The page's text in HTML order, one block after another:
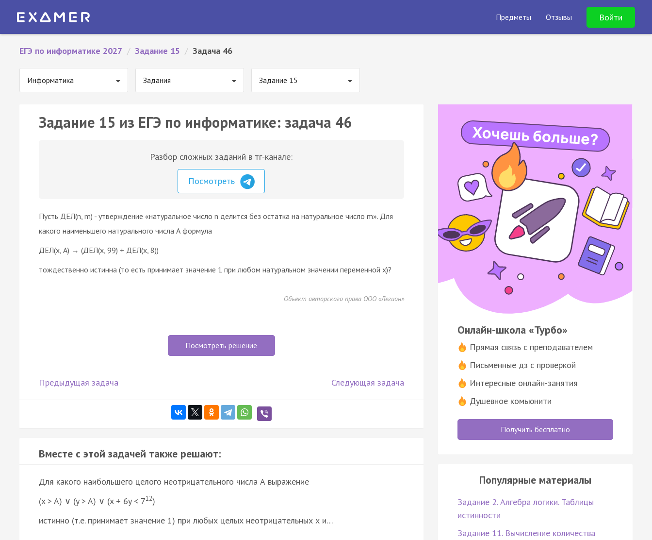
Предметы Отзывы Войти
ЕГЭ по информатике 2027 / Задание 15 / Задача 46
Информатика Задания Задание 15
Задание 15 из ЕГЭ по информатике: задача 46
Разбор сложных заданий в тг-канале:
Посмотреть
Пусть ДЕЛ(n, m) - утверждение «натуральное число n делится без остатка на натуральное число m». Для
какого наименьшего натурального числа А формула
ДЕЛ(x, А) → (ДЕЛ(x, 99) + ДЕЛ(x, 8))
тождественно истинна (то есть принимает значение 1 при любом натуральном значении переменной x)?
Объект авторского права ООО «Легион»
Посмотреть решение
Предыдущая задача Следующая задача
Вместе с этой задачей также решают:
Для какого наибольшего целого неотрицательного числа А выражение
(x > A) ∨ (y > A) ∨ (x + 6y < 712)
истинно (т.е. принимает значение 1) при любых целых неотрицательных х и…
Онлайн-школа «Турбо»
Прямая связь с преподавателем
Письменные дз с проверкой
Интересные онлайн-занятия
Душевное комьюнити
Получить бесплатно
Популярные материалы
Задание 2. Алгебра логики. Таблицы
истинности
Задание 11. Вычисление количества